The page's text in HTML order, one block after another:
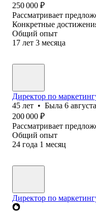
250 000 ₽
Рассматривает
Конкретные
Общий опыт
17 лет 3 месяца
Директор по
45 лет • Была 6 августа
200 000 ₽
Рассматривает
Общий опыт
24 года 1 месяц
Директор по